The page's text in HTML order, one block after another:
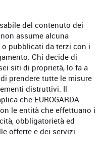
del contenuto dei
assume alcuna
pubblicati da terzi con i
Chi decide di
siti di proprietà, lo fa a
prendere tutte le misure
distruttivi. Il
che EUROGARDA
le entità che effettuano i
obbligatorietà ed
offerte e dei servizi